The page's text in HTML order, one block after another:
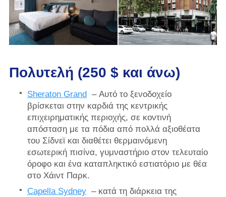
Πολυτελή (250 $ και άνω)
Sheraton Grand– Αυτό το ξενοδοχείο
βρίσκεται στην καρδιά της κεντρικής
επιχειρηματικής περιοχής, σε κοντινή
απόσταση με τα πόδια από πολλά αξιοθέατα
του Σίδνεϊ και διαθέτει θερμαινόμενη
εσωτερική πισίνα, γυμναστήριο στον τελευταίο
όροφο και ένα καταπληκτικό εστιατόριο με θέα
στο Χάιντ Παρκ.
Capella Sydney– κατά τη διάρκεια της